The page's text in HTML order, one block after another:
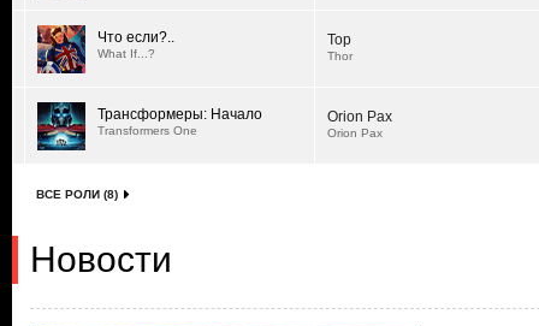
Что если?..
What If...?
Тор
Thor
Трансформеры: Начало
Transformers One
Orion Pax
Orion Pax
ВСЕ РОЛИ (8)
Новости